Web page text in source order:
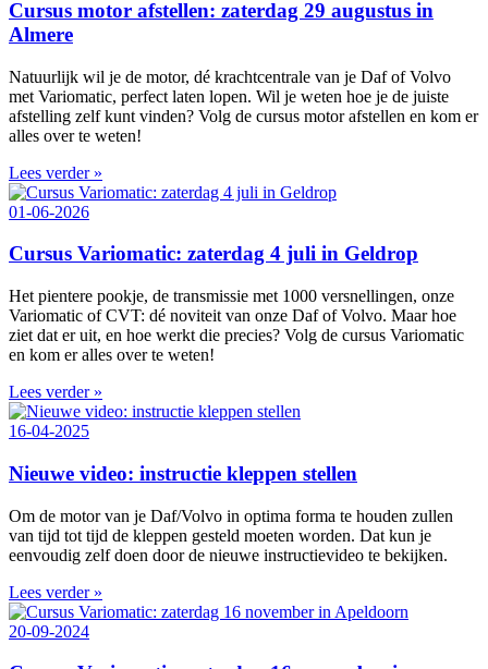
Cursus motor afstellen: zaterdag 29 augustus in
Almere
Natuurlijk wil je de motor, dé krachtcentrale van je Daf of Volvo
met Variomatic, perfect laten lopen. Wil je weten hoe je de juiste
afstelling zelf kunt vinden? Volg de cursus motor afstellen en kom er
alles over te weten!
Lees verder »
01-06-2026
Cursus Variomatic: zaterdag 4 juli in Geldrop
Het pientere pookje, de transmissie met 1000 versnellingen, onze
Variomatic of CVT: dé noviteit van onze Daf of Volvo. Maar hoe
ziet dat er uit, en hoe werkt die precies? Volg de cursus Variomatic
en kom er alles over te weten!
Lees verder »
16-04-2025
Nieuwe video: instructie kleppen stellen
Om de motor van je Daf/Volvo in optima forma te houden zullen
van tijd tot tijd de kleppen gesteld moeten worden. Dat kun je
eenvoudig zelf doen door de nieuwe instructievideo te bekijken.
Lees verder »
20-09-2024